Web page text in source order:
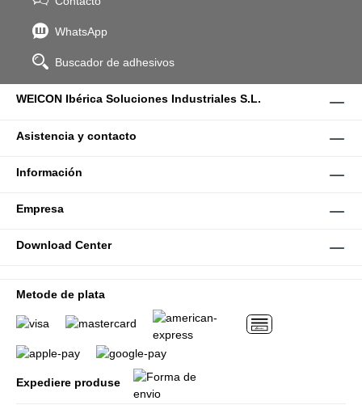
WhatsApp
Buscador de adhesivos
WEICON Ibérica Soluciones Industriales S.L.
Asistencia y contacto
Información
Empresa
Download Center
Metode de plata
Expediere produse